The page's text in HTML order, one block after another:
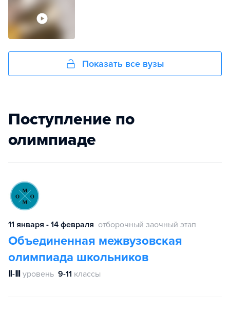
Показать все вузы
Поступление по
олимпиаде
11 января - 14 февраля отборочный заочный этап
Объединенная межвузовская
олимпиада школьников
Ⅱ-Ⅲ уровень 9-11 классы